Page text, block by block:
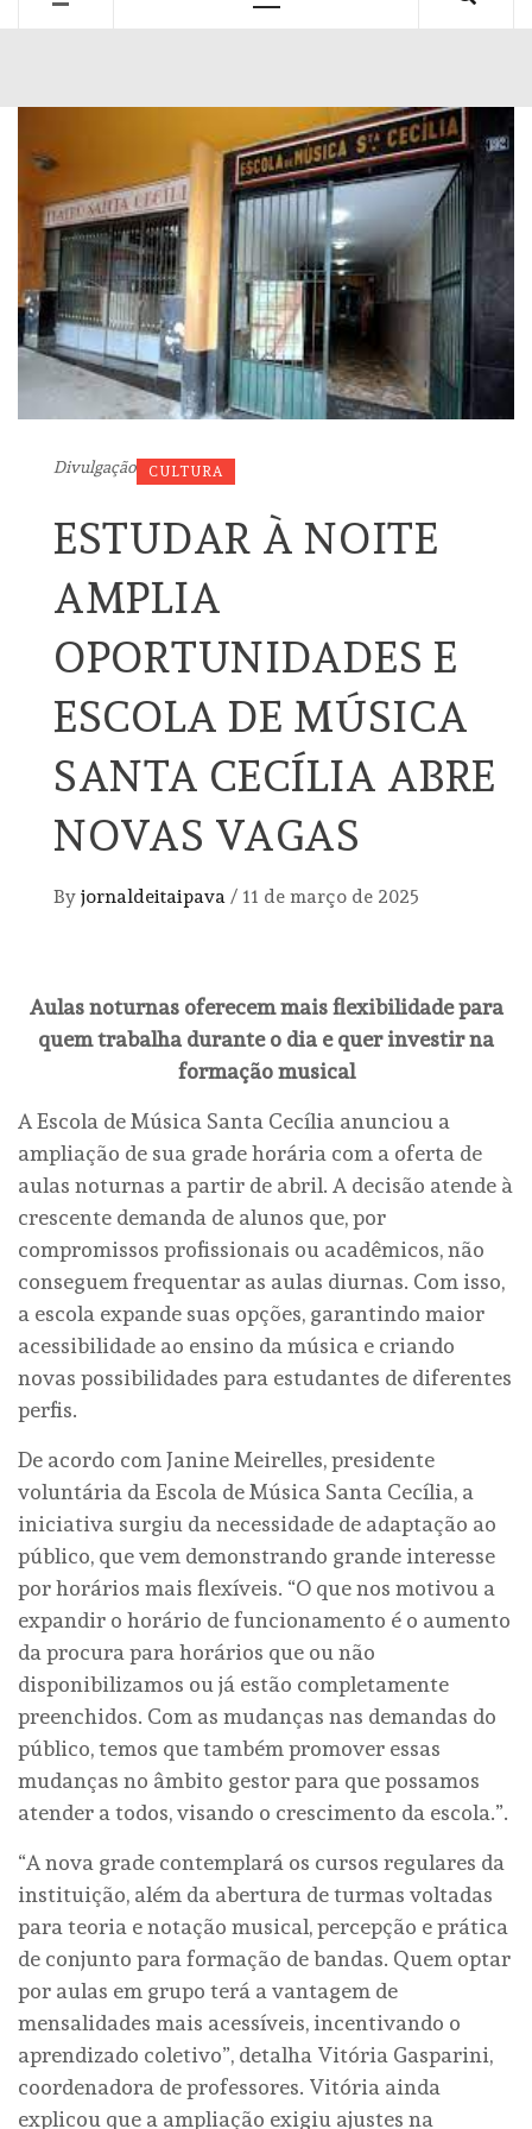
Divulgação CULTURA
ESTUDAR À NOITE
AMPLIA
OPORTUNIDADES E
ESCOLA DE MÚSICA
SANTA CECÍLIA ABRE
NOVAS VAGAS
By jornaldeitaipava / 11 de março de 2025
Aulas noturnas oferecem mais flexibilidade para
quem trabalha durante o dia e quer investir na
formação musical
A Escola de Música Santa Cecília anunciou a
ampliação de sua grade horária com a oferta de
aulas noturnas a partir de abril. A decisão atende à
crescente demanda de alunos que, por
compromissos profissionais ou acadêmicos, não
conseguem frequentar as aulas diurnas. Com isso,
a escola expande suas opções, garantindo maior
acessibilidade ao ensino da música e criando
novas possibilidades para estudantes de diferentes
perfis.
De acordo com Janine Meirelles, presidente
voluntária da Escola de Música Santa Cecília, a
iniciativa surgiu da necessidade de adaptação ao
público, que vem demonstrando grande interesse
por horários mais flexíveis. “O que nos motivou a
expandir o horário de funcionamento é o aumento
da procura para horários que ou não
disponibilizamos ou já estão completamente
preenchidos. Com as mudanças nas demandas do
público, temos que também promover essas
mudanças no âmbito gestor para que possamos
atender a todos, visando o crescimento da escola.”.
“A nova grade contemplará os cursos regulares da
instituição, além da abertura de turmas voltadas
para teoria e notação musical, percepção e prática
de conjunto para formação de bandas. Quem optar
por aulas em grupo terá a vantagem de
mensalidades mais acessíveis, incentivando o
aprendizado coletivo”, detalha Vitória Gasparini,
coordenadora de professores. Vitória ainda
explicou que a ampliação exigiu ajustes na